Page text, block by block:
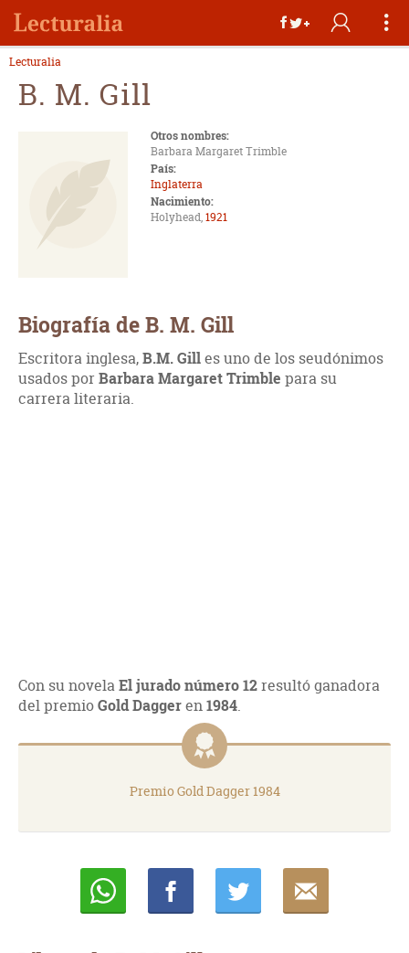
Lecturalia
B. M. Gill
Otros nombres:
Barbara Margaret Trimble
País:
Inglaterra
Nacimiento:
Holyhead,1921
Biografía de B. M. Gill
Escritora inglesa,B.M. Gilles uno de los seudónimos
usados por Barbara Margaret Trimble para su
carrera literaria.
Con su novelaEl jurado número 12resultó ganadora
del premioGold Daggeren1984.
Premio Gold Dagger 1984